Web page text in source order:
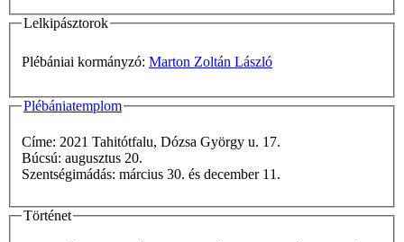
Lelkipásztorok
Plébániai kormányzó: Marton Zoltán László
Plébániatemplom
Címe: 2021 Tahitótfalu, Dózsa György u. 17.
Búcsú: augusztus 20.
Szentségimádás: március 30. és december 11.
Történet